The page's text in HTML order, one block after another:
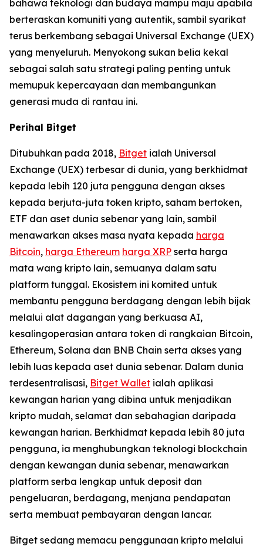
bahawa teknologi dan budaya mampu maju apabila
berteraskan komuniti yang autentik, sambil syarikat
terus berkembang sebagai Universal Exchange (UEX)
yang menyeluruh. Menyokong sukan belia kekal
sebagai salah satu strategi paling penting untuk
memupuk kepercayaan dan membangunkan
generasi muda di rantau ini.
Perihal Bitget
Ditubuhkan pada 2018, Bitget ialah Universal
Exchange (UEX) terbesar di dunia, yang berkhidmat
kepada lebih 120 juta pengguna dengan akses
kepada berjuta-juta token kripto, saham bertoken,
ETF dan aset dunia sebenar yang lain, sambil
menawarkan akses masa nyata kepada harga
Bitcoin, harga Ethereum harga XRP serta harga
mata wang kripto lain, semuanya dalam satu
platform tunggal. Ekosistem ini komited untuk
membantu pengguna berdagang dengan lebih bijak
melalui alat dagangan yang berkuasa AI,
kesalingoperasian antara token di rangkaian Bitcoin,
Ethereum, Solana dan BNB Chain serta akses yang
lebih luas kepada aset dunia sebenar. Dalam dunia
terdesentralisasi, Bitget Wallet ialah aplikasi
kewangan harian yang dibina untuk menjadikan
kripto mudah, selamat dan sebahagian daripada
kewangan harian. Berkhidmat kepada lebih 80 juta
pengguna, ia menghubungkan teknologi blockchain
dengan kewangan dunia sebenar, menawarkan
platform serba lengkap untuk deposit dan
pengeluaran, berdagang, menjana pendapatan
serta membuat pembayaran dengan lancar.
Bitget sedang memacu penggunaan kripto melalui